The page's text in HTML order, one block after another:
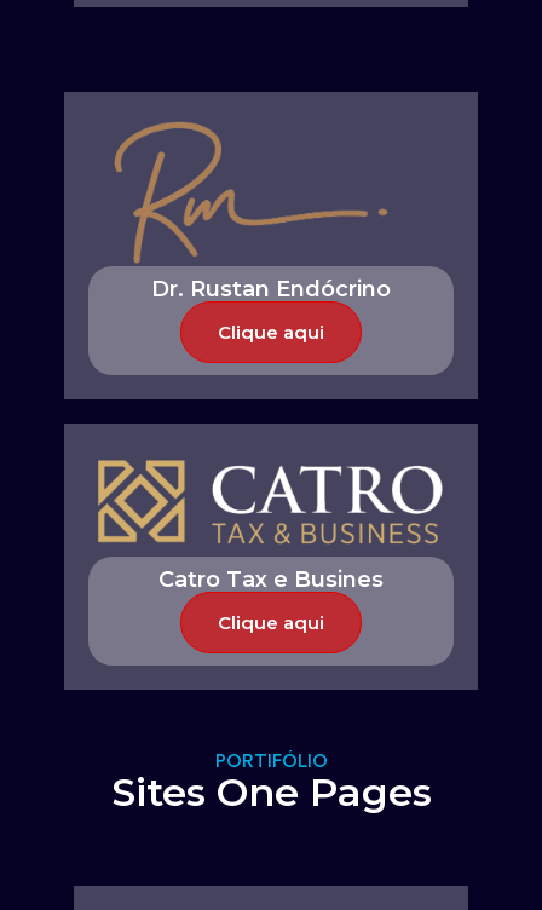
Dr. Rustan Endócrino
Clique aqui
Catro Tax e Busines
Clique aqui
PORTIFÓLIO
Sites One Pages